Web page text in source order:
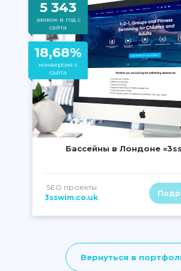
5 343
заявок в год с
сайта
18,68%
конверсия с
сайта
" class="lazy" alt="" />
Бассейны в Лондоне
SEO проекты
3sswim.co.uk
Вернуться в